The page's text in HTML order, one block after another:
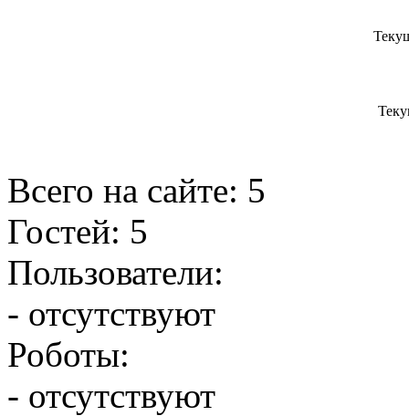
Всего на сайте: 5
Гостей: 5
Пользователи:
- отсутствуют
Роботы:
- отсутствуют